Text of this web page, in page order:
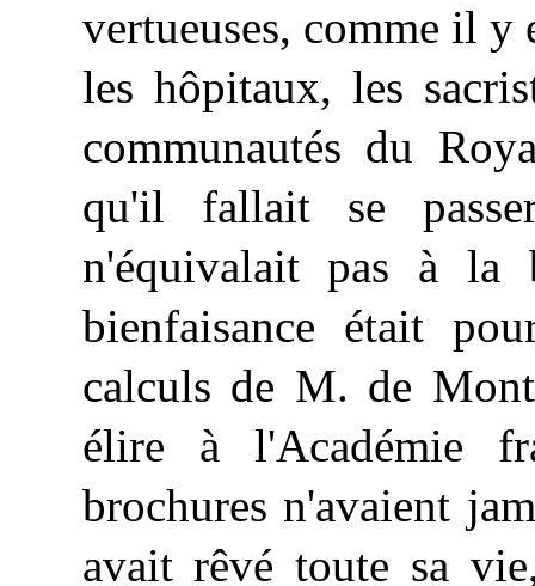
vertueuses, comme il
les hôpitaux, les
communautés du
qu'il fallait se
n'équivalait pas à la
bienfaisance était
calculs de M. de
élire à l'Académie
brochures n'avaient
avait rêvé toute sa